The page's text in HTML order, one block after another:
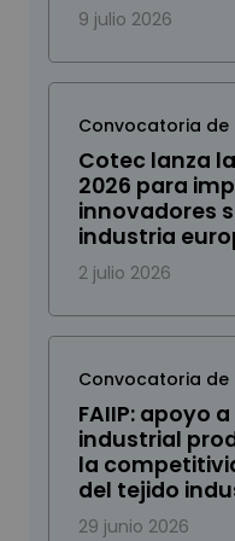
9 julio 2026
Convocatoria de
Cotec lanza
2026 para
innovadores
industria
2 julio 2026
Convocatoria de
FAIIP: apoyo
industrial
la
del tejido
29 junio 2026